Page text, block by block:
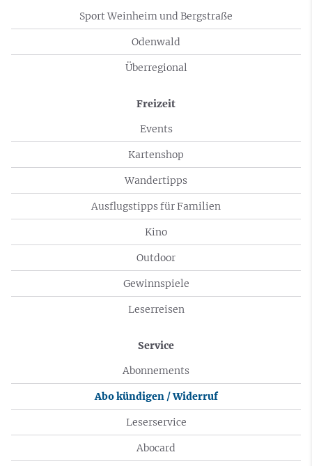
Sport Weinheim und Bergstraße
Odenwald
Überregional
Freizeit
Events
Kartenshop
Wandertipps
Ausflugstipps für Familien
Kino
Outdoor
Gewinnspiele
Leserreisen
Service
Abonnements
Abo kündigen / Widerruf
Leserservice
Abocard